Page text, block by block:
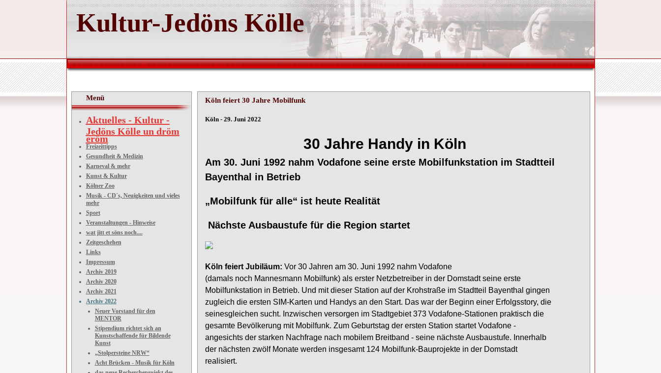
Kultur-Jedöns Kölle
Menü
Aktuelles - Kultur -
Jedöns Kölle un dröm
eröm
Freizeittipps
Gesundheit & Medizin
Karneval & mehr
Kunst & Kultur
Kölner Zoo
Musik - CD´s, Neuigkeiten und vieles
mehr
Sport
Veranstaltungen - Hinweise
wat jitt et söns noch....
Zeitgeschehen
Links
Impressum
Archiv 2019
Archiv 2020
Archiv 2021
Archiv 2022
Neuer Vorstand für den
MENTOR
Stipendium richtet sich an
Kunstschaffende für Bildende
Kunst
„Stolpersteine NRW“
Acht Brücken - Musik für Köln
Köln feiert 30 Jahre Mobilfunk
Köln - 29. Juni 2022
30 Jahre Handy in Köln
Am 30. Juni 1992 nahm Vodafone seine erste Mobilfunkstation im Stadtteil
Bayenthal in Betrieb
„Mobilfunk für alle“ ist heute Realität
Nächste Ausbaustufe für die Region startet
Köln feiert Jubiläum: Vor 30 Jahren am 30. Juni 1992 nahm Vodafone
(damals noch Mannesmann Mobilfunk) als erster Netzbetreiber in der Domstadt seine erste
Mobilfunkstation in Betrieb. Und mit dieser Station auf der Krohstraße im Stadtteil Bayenthal gingen
zugleich die ersten SIM-Karten und Handys an den Start. Das war der Beginn einer Erfolgsstory, die
seinesgleichen sucht. Inzwischen versorgen im Stadtgebiet 373 Vodafone-Stationen praktisch die
gesamte Bevölkerung mit Mobilfunk. Zum Geburtstag der ersten Station startet Vodafone -
angesichts der starken Nachfrage nach mobilem Breitband - seine nächste Ausbaustufe. Innerhalb
der nächsten zwölf Monate werden insgesamt 124 Mobilfunk-Bauprojekte in der Domstadt
realisiert.